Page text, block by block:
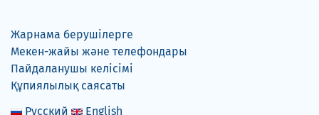
Жарнама берушілерге
Мекен-жайы және телефондары
Пайдаланушы келісімі
Құпиялылық саясаты
Русский
English